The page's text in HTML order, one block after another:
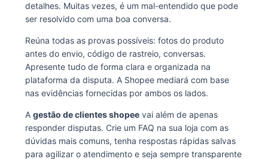
detalhes. Muitas vezes, é um mal-entendido que pode
ser resolvido com uma boa conversa.
Reúna todas as provas possíveis: fotos do produto
antes do envio, código de rastreio, conversas.
Apresente tudo de forma clara e organizada na
plataforma da disputa. A Shopee mediará com base
nas evidências fornecidas por ambos os lados.
A gestão de clientes shopeevai além de apenas
responder disputas. Crie um FAQ na sua loja com as
dúvidas mais comuns, tenha respostas rápidas salvas
para agilizar o atendimento e seja sempre transparente